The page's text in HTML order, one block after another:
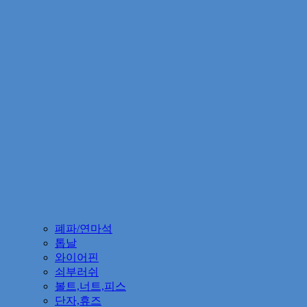
폐파/연마석
톱날
와이어핀
쇠부러쉬
볼트,너트,피스
단자,휴즈